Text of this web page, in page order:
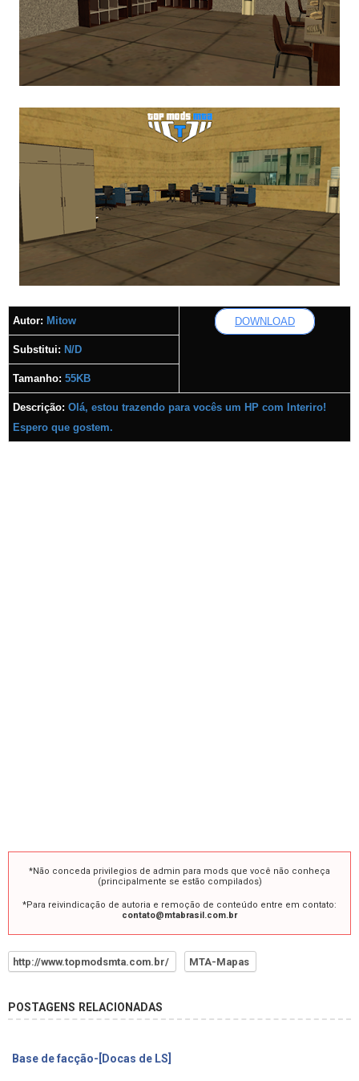
Autor: Mitow DOWNLOAD
Substitui: N/D
Tamanho: 55KB
Descrição: Olá, estou trazendo para vocês um HP com Interiro!
Espero que gostem.
*Não conceda privilegios de admin para mods que você não conheça
(principalmente se estão compilados)
*Para reivindicação de autoria e remoção de conteúdo entre em contato:
contato@mtabrasil.com.br
http://www.topmodsmta.com.br/ MTA-Mapas
POSTAGENS RELACIONADAS
Base de facção-[Docas de LS]